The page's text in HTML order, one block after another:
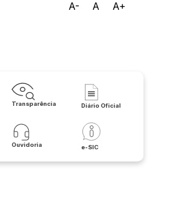
A- A A+
Transparência Diário Oficial
Ouvidoria e-SIC